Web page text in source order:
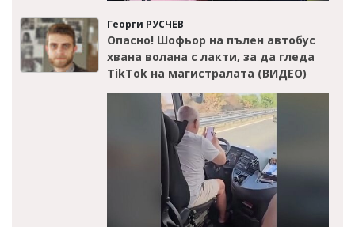
Георги РУСЧЕВ
Опасно! Шофьор на пълен автобус
хвана волана с лакти, за да гледа
TikTok на магистралата (ВИДЕО)